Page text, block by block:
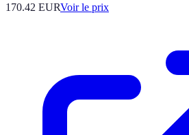
170.42 EURVoir le prix